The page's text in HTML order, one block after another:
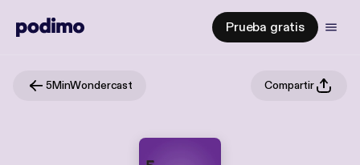
Prueba gratis
5MinWondercast Compartir